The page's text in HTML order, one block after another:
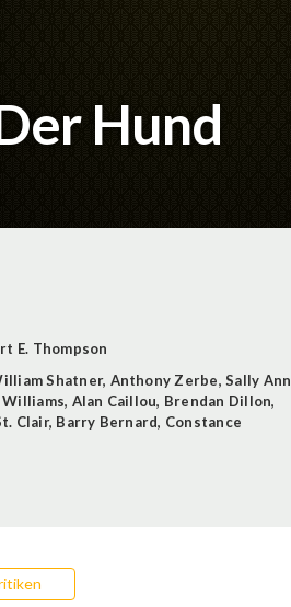
Hund
E. Thompson
Shatner, Anthony Zerbe,Sally Ann
Williams, Alan Caillou, Brendan Dillon,
Clair, Barry Bernard, Constance